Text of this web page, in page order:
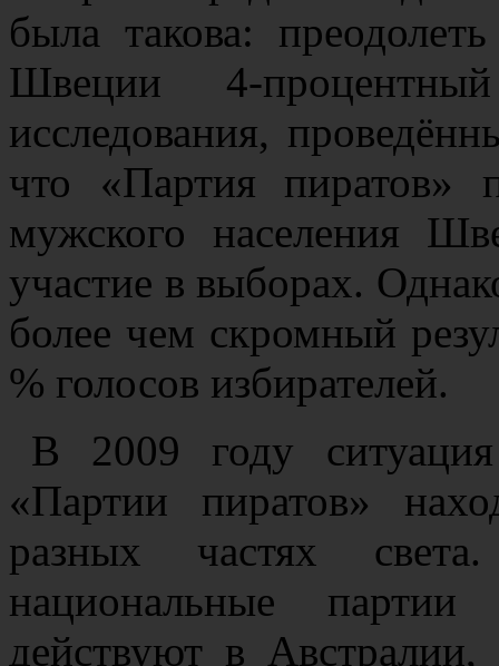
была такова:
Швеции 4-
исследования,
что «Партия пиратов»
мужского населения
участие в выборах.
более чем скромный
% голосов избирателей.
В 2009 году
«Партии пиратов»
разных частях
национальные
действуют в